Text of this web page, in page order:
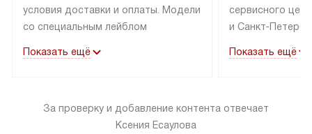
условия доставки и оплаты. Модели
со специальным лейблом
в пределах МКАД до подъезда,
«в наличии» может быть отправлен
покупателю в течение трех дней.
Показать ещё
сервисного
и Санкт-
подключается к
за пределы
Показать ещё
За проверку и добавление контента отвечает
Ксения Есаулова